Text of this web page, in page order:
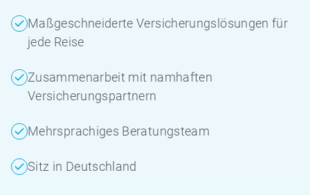
Maßgeschneiderte Versicherungslösungen für
jede Reise
Zusammenarbeit mit namhaften
Versicherungspartnern
Mehrsprachiges Beratungsteam
Sitz in Deutschland